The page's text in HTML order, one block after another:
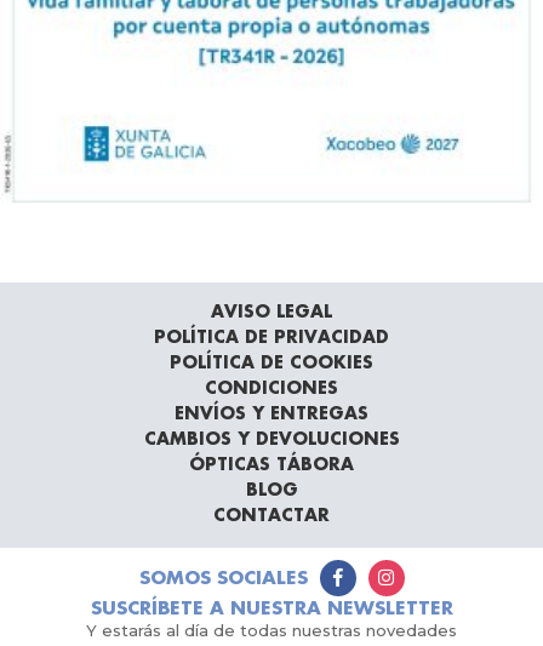
AVISO LEGAL
POLÍTICA DE PRIVACIDAD
POLÍTICA DE COOKIES
CONDICIONES
ENVÍOS Y ENTREGAS
CAMBIOS Y DEVOLUCIONES
ÓPTICAS TÁBORA
BLOG
CONTACTAR
SOMOS SOCIALES
SUSCRÍBETE A NUESTRA NEWSLETTER
Y estarás al día de todas nuestras novedades